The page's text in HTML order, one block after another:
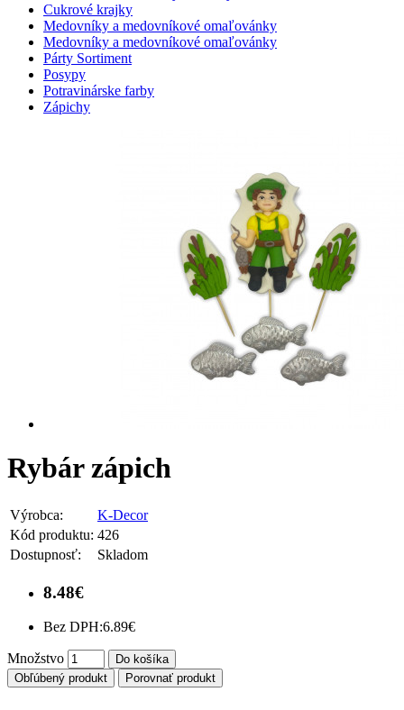
Cukrové krajky
Medovníky a medovníkové omaľovánky
Medovníky a medovníkové omaľovánky
Párty Sortiment
Posypy
Potravinárske farby
Zápichy
Rybár zápich
Výrobca:
K-Decor
Kód produktu: 426
Dostupnosť:
Skladom
8.48€
Bez DPH:6.89€
Množstvo
Do košíka
Obľúbený produkt
Porovnať produkt